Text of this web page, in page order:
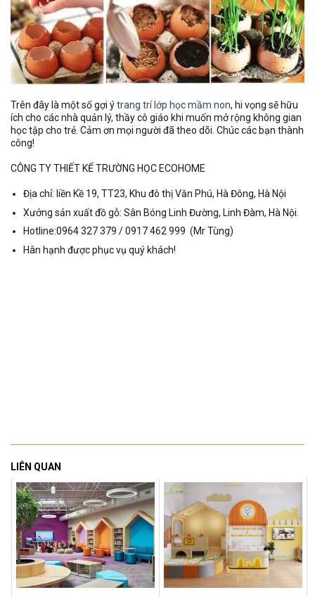
Trên đây là một số gợi ýtrang trí lớp học mầm non, hi vọng sẽ hữu
ích cho các nhà quản lý, thầy cô giáo khi muốn mở rộng không gian
học tập cho trẻ. Cảm ơn mọi người đã theo dõi. Chúc các bạn thành
công!
CÔNG TY THIẾT KẾ TRƯỜNG HỌC ECOHOME
Địa chỉ: liền Kề 19, TT23, Khu đô thị Văn Phú, Hà Đông, Hà Nội
Xưởng sản xuất đồ gỗ: Sân Bóng Linh Đường, Linh Đàm, Hà Nội.
Hotline:0964 327 379 / 0917 462 999 (Mr Tùng)
Hân hạnh được phục vụ quý khách!
LIÊN QUAN